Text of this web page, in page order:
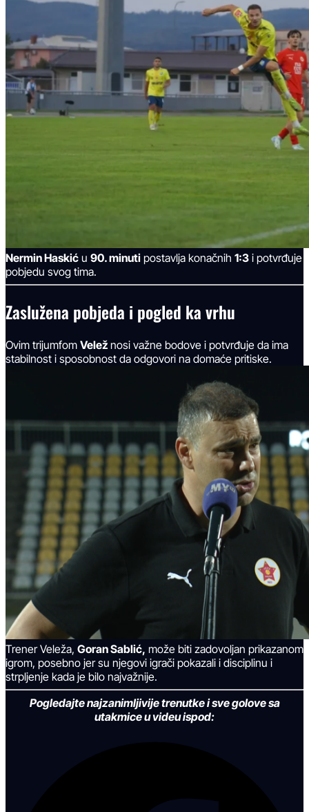
Nermin Haskić u 90. minuti postavlja konačnih 1:3 i potvrđuje
pobjedu svog tima.
Zaslužena pobjeda i pogled ka vrhu
Ovim trijumfom Velež nosi važne bodove i potvrđuje da ima
stabilnost i sposobnost da odgovori na domaće pritiske.
Trener Veleža, Goran Sablić, može biti zadovoljan prikazanom
igrom, posebno jer su njegovi igrači pokazali i disciplinu i
strpljenje kada je bilo najvažnije.
Pogledajte najzanimljivije trenutke i sve golove sa
utakmice u videu ispod: